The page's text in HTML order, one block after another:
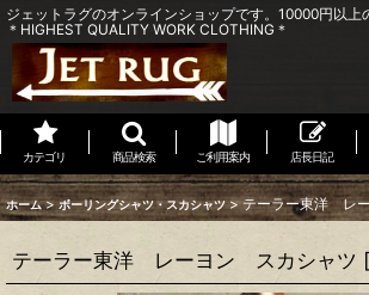
ジェットラグのオンラインショップです。10000円以上
＊HIGHEST QUALITY WORK CLOTHING＊
カテゴリ 商品検索 ご利用案内 店長日記
ホーム > ボーリングシャツ・スカシャツ > テーラー東洋 レ
テーラー東洋 レーヨン スカシャツ [